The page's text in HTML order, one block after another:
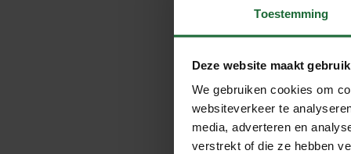
Toestemming
Deze website maakt
We gebruiken cookies om
websiteverkeer te
media, adverteren en
verstrekt of die ze hebben
aan